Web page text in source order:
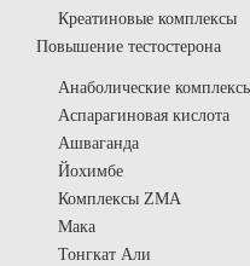
Креатиновые комплексы
Повышение тестостерона
Анаболические
Аспарагиновая кислота
Ашваганда
Йохимбе
Комплексы ZMA
Мака
Тонгкат Али